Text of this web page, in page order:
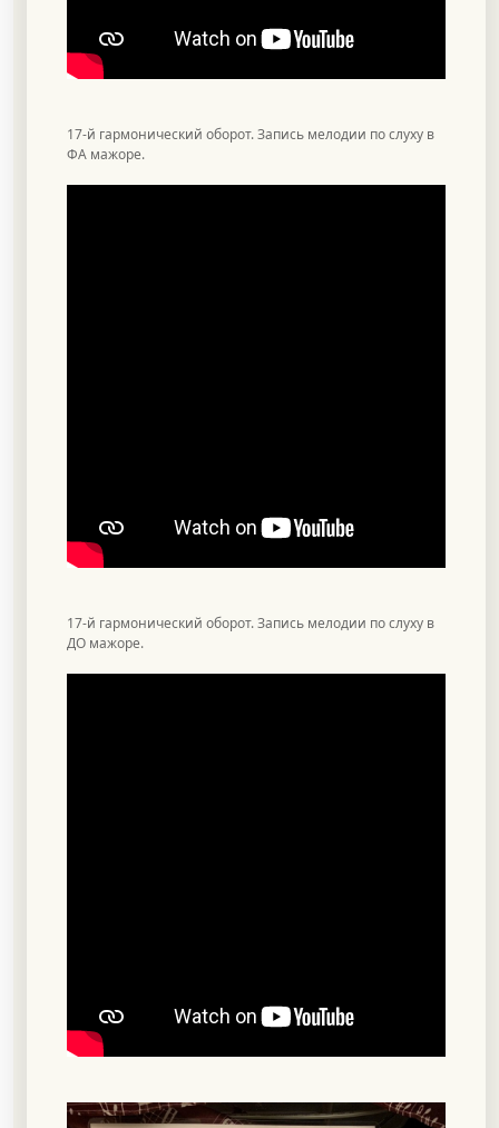
17-й гармонический оборот. Запись мелодии по слуху в
ФА мажоре.
17-й гармонический оборот. Запись мелодии по слуху в
ДО мажоре.